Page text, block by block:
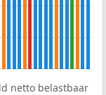
netto belastbaar